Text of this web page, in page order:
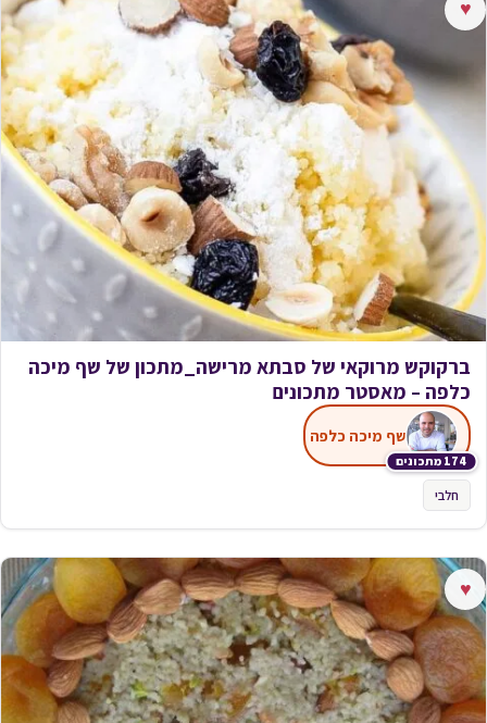
♥
ברקוקש מרוקאי של סבתא מרישה_מתכון של שף מיכה
כלפה – מאסטר מתכונים
174 מתכונים
שף מיכה כלפה
חלבי
♥